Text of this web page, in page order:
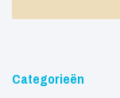
Categorieën